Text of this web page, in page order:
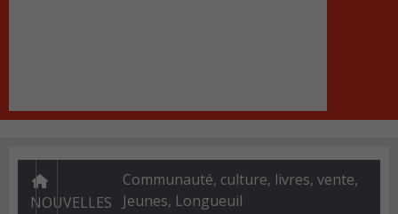
NOUVELLES
Communauté, culture, livres, vente,
Jeunes, Longueuil